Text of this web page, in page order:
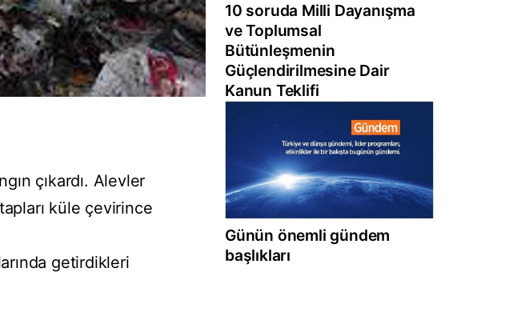
çıkardı. Alevler
küle çevirince
getirdikleri
10 soruda Milli Dayanışma
ve Toplumsal
Bütünleşmenin
Güçlendirilmesine Dair
Kanun Teklifi
Günün önemli gündem
başlıkları